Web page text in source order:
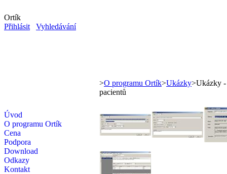
Ortík
Přihlásit
Vyhledávání
Úvod
O programu Ortík
Cena
Podpora
Download
Odkazy
Kontakt
>O programu Ortík>Ukázky>Ukázky -
pacientů